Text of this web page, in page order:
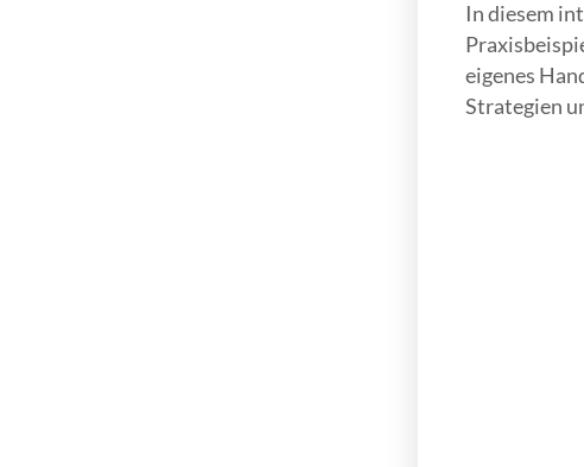
In diesem
eigenes
Strategien